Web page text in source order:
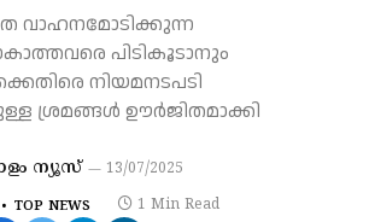
വാഹനമോടിക്കുന്ന
പിടികൂടാനും
നിയമനടപടി
ശ്രമങ്ങൾ ഊർജിതമാക്കി
ന്യൂസ് 13/07/2025
TOP NEWS 1 Min Read